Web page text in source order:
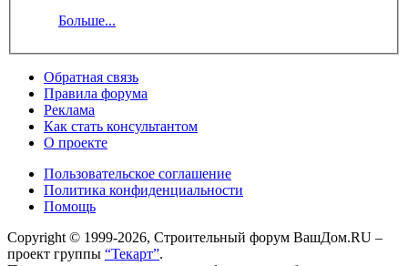
Больше...
Обратная связь
Правила форума
Реклама
Как стать консультантом
О проекте
Пользовательское соглашение
Политика конфиденциальности
Помощь
Copyright © 1999-2026, Строительный форум ВашДом.RU –
проект группы “Текарт”.